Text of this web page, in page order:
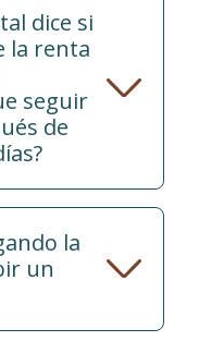
dice si
la renta
seguir
de
la
un